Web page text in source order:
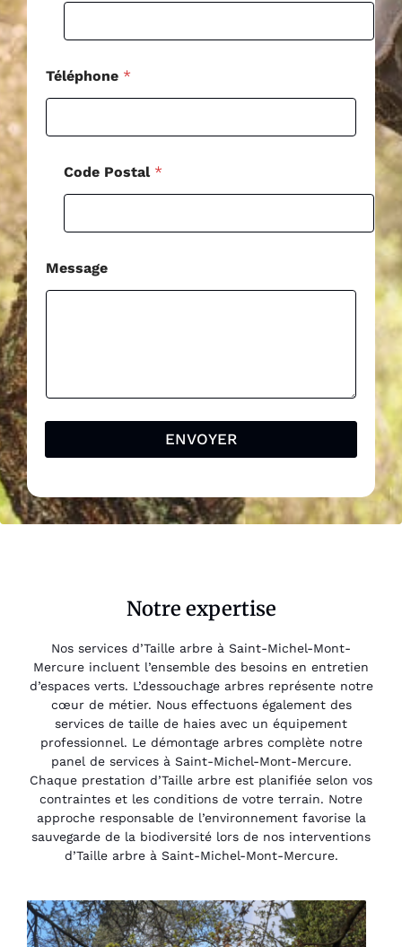
Téléphone *
Code Postal *
Message
ENVOYER
Notre expertise
Nos services d’Taille arbre à Saint-Michel-Mont-
Mercure incluent l’ensemble des besoins en entretien
d’espaces verts. L’dessouchage arbres représente notre
cœur de métier. Nous effectuons également des
services de taille de haies avec un équipement
professionnel. Le démontage arbres complète notre
panel de services à Saint-Michel-Mont-Mercure.
Chaque prestation d’Taille arbre est planifiée selon vos
contraintes et les conditions de votre terrain. Notre
approche responsable de l’environnement favorise la
sauvegarde de la biodiversité lors de nos interventions
d’Taille arbre à Saint-Michel-Mont-Mercure.